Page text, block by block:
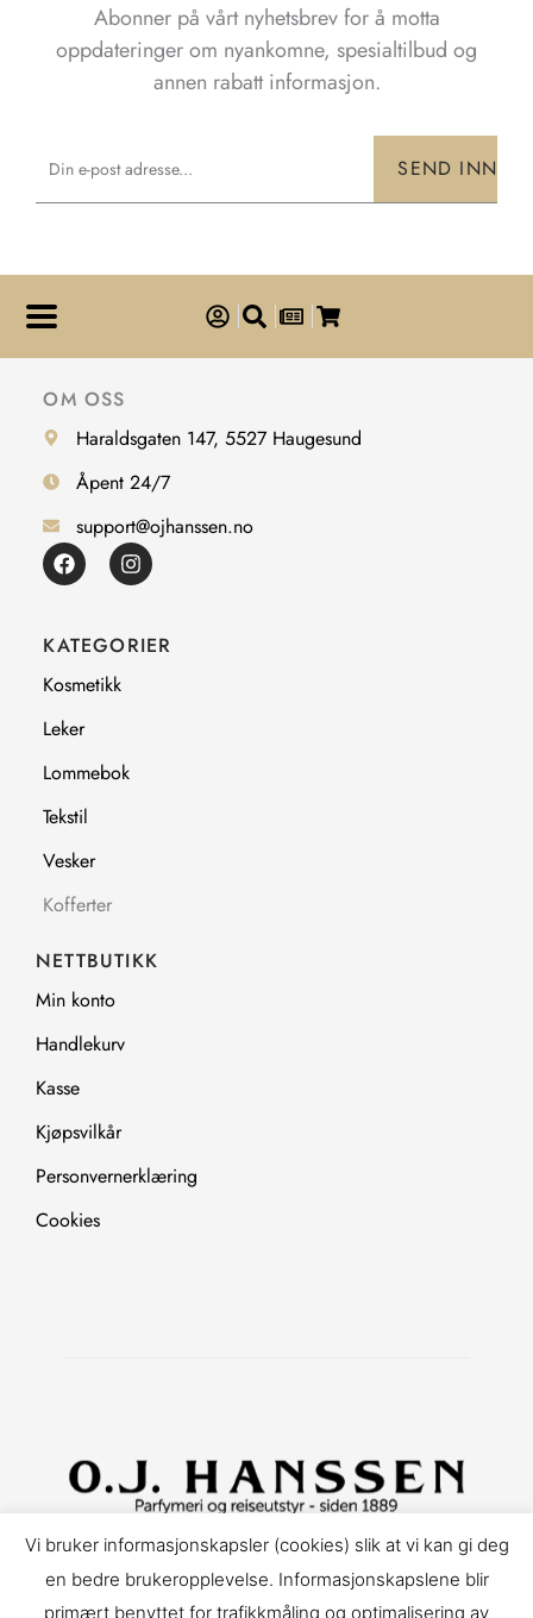
Abonner på vårt nyhetsbrev for å motta
oppdateringer om nyankomne, spesialtilbud og
annen rabatt informasjon.
SEND INN
OM OSS
Haraldsgaten 147, 5527 Haugesund
Åpent 24/7
support@ojhanssen.no
F
a
c
b
o
o
k
I
n
s
a
g
KATEGORIER
Kosmetikk
Leker
Lommebok
Tekstil
Vesker
Kofferter
NETTBUTIKK
Min konto
Handlekurv
Kasse
Kjøpsvilkår
Personvernerklæring
Cookies
Copyright © 2025. All Rights Reserved.
Nettløsning levert av Make Customers.
Vi bruker informasjonskapsler (cookies) slik at vi kan gi deg
en bedre brukeropplevelse. Informasjonskapslene blir
primært benyttet for trafikkmåling og optimalisering av